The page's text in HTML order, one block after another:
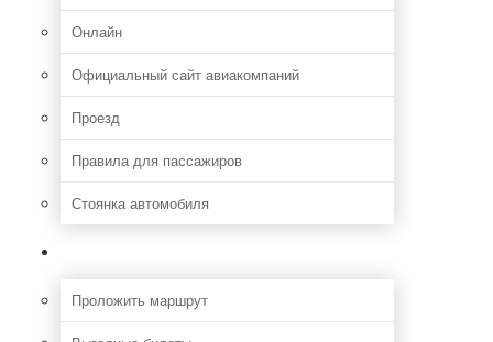
Онлайн
Официальный сайт авиакомпаний
Проезд
Правила для пассажиров
Стоянка автомобиля
Проложить маршрут